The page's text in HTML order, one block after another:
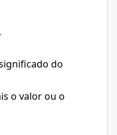
do
o valor ou o